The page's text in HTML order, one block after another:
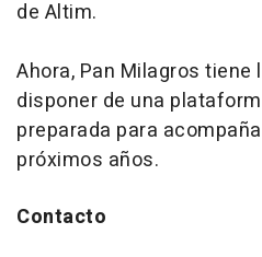
de Altim.
Ahora, Pan Milagros tiene
disponer de una
preparada para
próximos años.
Contacto